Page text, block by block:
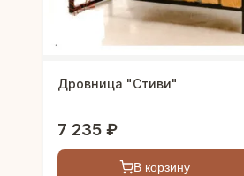
Дровница "Стиви"
7 235 ₽
В корзину